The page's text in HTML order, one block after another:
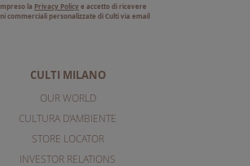
CULTI MILANO
OUR WORLD
CULTURA D'AMBIENTE
STORE LOCATOR
INVESTOR RELATIONS
la Privacy Policye accetto di ricevere
commerciali personalizzate di Culti via email